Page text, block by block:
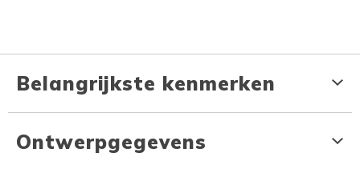
Belangrijkste kenmerken
Ontwerpgegevens